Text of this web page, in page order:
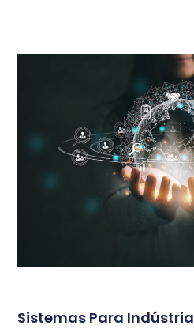
Sistemas Para Indústria